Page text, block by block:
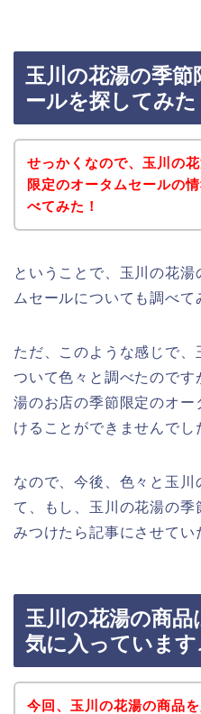
玉川の花湯の季
ールを探してみた
せっかくなので、玉川の
限定のオータムセールの
べてみた！
ということで、玉川の花湯
ムセールについても調べて
ただ、このような感じで、
ついて色々と調べたので
湯のお店の季節限定のオー
けることができませんでし
なので、今後、色々と玉
て、もし、玉川の花湯の
みつけたら記事にさせてい
玉川の花湯の商品
気に入っています
今回、玉川の花湯の商品